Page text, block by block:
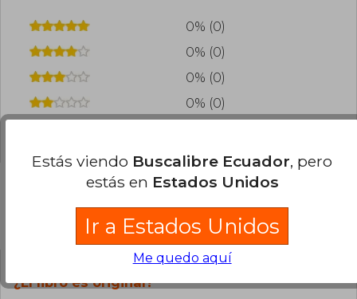
0% (0)
0% (0)
0% (0)
0% (0)
Preguntas frecuentes sobre el libro
¿El libro es original?
Estás viendo Buscalibre Ecuador, pero
estás en Estados Unidos
Ir a Estados Unidos
Me quedo aquí